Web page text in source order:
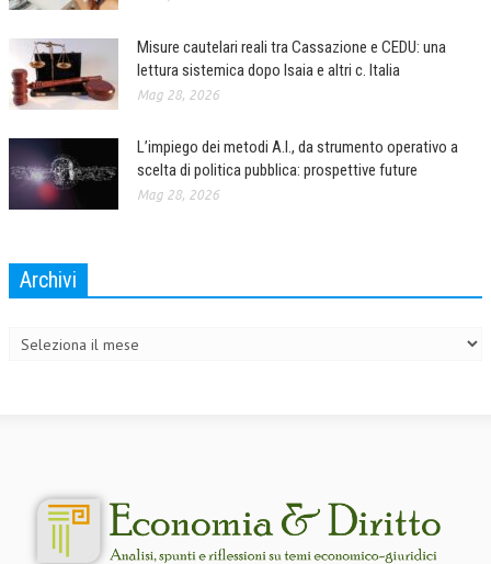
Misure cautelari reali tra Cassazione e CEDU: una
lettura sistemica dopo Isaia e altri c. Italia
Mag 28, 2026
L’impiego dei metodi A.I., da strumento operativo a
scelta di politica pubblica: prospettive future
Mag 28, 2026
Archivi